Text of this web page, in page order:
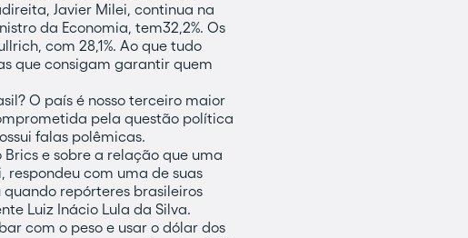
Javier Milei, continua na
da Economia, tem32,2%. Os
com 28,1%. Ao que tudo
que consigam garantir quem
O país é nosso terceiro maior
pela questão política
falas polêmicas.
e sobre a relação que uma
respondeu com uma de suas
quando repórteres brasileiros
Luiz Inácio Lula da Silva.
com o peso e usar o dólar dos